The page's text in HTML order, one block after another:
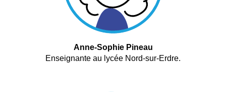
Anne-Sophie Pineau
Enseignante au lycée Nord-sur-Erdre.